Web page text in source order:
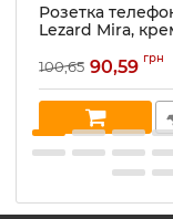
Розетка
Lezard Mira,
Артикул:701-0303-137
В наявності:5
100,65 90,59 грн